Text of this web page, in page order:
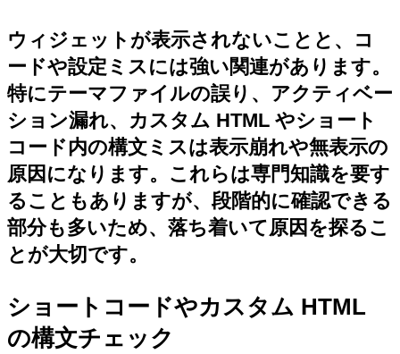
ウィジェットが表示されないことと、コ
ードや設定ミスには強い関連があります。
特にテーマファイルの誤り、アクティベー
ション漏れ、カスタム HTML やショート
コード内の構文ミスは表示崩れや無表示の
原因になります。これらは専門知識を要す
ることもありますが、段階的に確認できる
部分も多いため、落ち着いて原因を探るこ
とが大切です。
ショートコードやカスタム HTML
の構文チェック